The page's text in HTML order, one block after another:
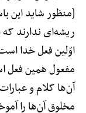
[منظور شاید این
ریشه‌ای ندارند که
اوّلین فعل خدا
مفعول همین فعل
آن‌ها کلام و
مخلوق آن‌ها را